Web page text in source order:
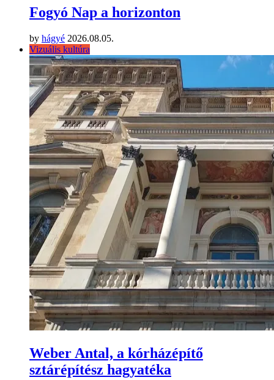
Fogyó Nap a horizonton
by hágyé 2026.08.05.
Vizuális kultúra
Weber Antal, a kórházépítő
sztárépítész hagyatéka